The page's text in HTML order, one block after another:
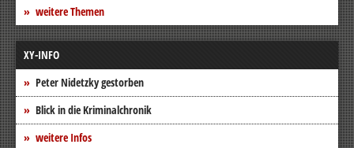
weitere Themen
XY-INFO
Peter Nidetzky gestorben
Blick in die Kriminalchronik
weitere Infos